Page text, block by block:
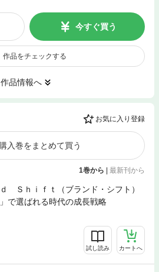
今すぐ買う
作品をチェックする
作品情報へ
お気に入り登録
入巻をまとめて買う
1巻から | 最新刊から
Ｓｈｉｆｔ（ブランド・シフト）
で選ばれる時代の成長戦略
試し読み カートへ